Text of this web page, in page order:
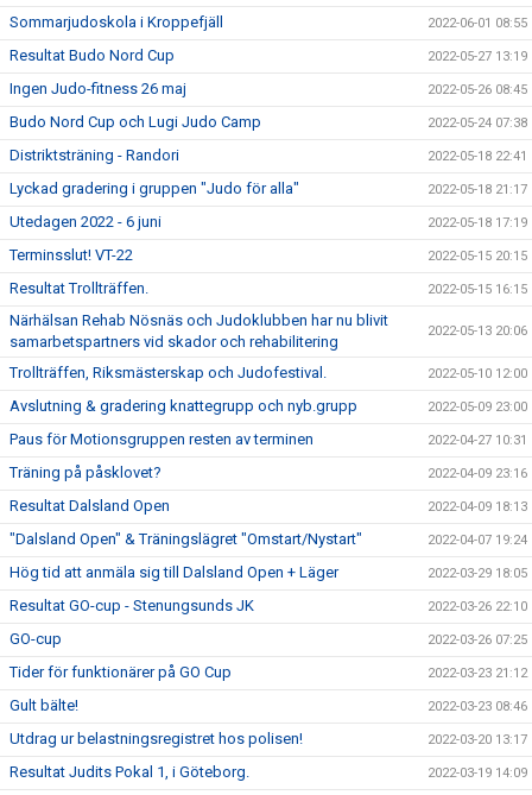
Sommarjudoskola i Kroppefjäll 2022-06-01 08:55
Resultat Budo Nord Cup 2022-05-27 13:19
Ingen Judo-fitness 26 maj 2022-05-26 08:45
Budo Nord Cup och Lugi Judo Camp 2022-05-24 07:38
Distriktsträning - Randori 2022-05-18 22:41
Lyckad gradering i gruppen "Judo för alla" 2022-05-18 21:17
Utedagen 2022 - 6 juni 2022-05-18 17:19
Terminsslut! VT-22 2022-05-15 20:15
Resultat Trollträffen. 2022-05-15 16:15
Närhälsan Rehab Nösnäs och Judoklubben har nu blivit
samarbetspartners vid skador och rehabilitering
2022-05-13 20:06
Trollträffen, Riksmästerskap och Judofestival. 2022-05-10 12:00
Avslutning & gradering knattegrupp och nyb.grupp 2022-05-09 23:00
Paus för Motionsgruppen resten av terminen 2022-04-27 10:31
Träning på påsklovet? 2022-04-09 23:16
Resultat Dalsland Open 2022-04-09 18:13
"Dalsland Open" & Träningslägret "Omstart/Nystart" 2022-04-07 19:24
Hög tid att anmäla sig till Dalsland Open + Läger 2022-03-29 18:05
Resultat GO-cup - Stenungsunds JK 2022-03-26 22:10
GO-cup 2022-03-26 07:25
Tider för funktionärer på GO Cup 2022-03-23 21:12
Gult bälte! 2022-03-23 08:46
Utdrag ur belastningsregistret hos polisen! 2022-03-20 13:17
Resultat Judits Pokal 1, i Göteborg. 2022-03-19 14:09